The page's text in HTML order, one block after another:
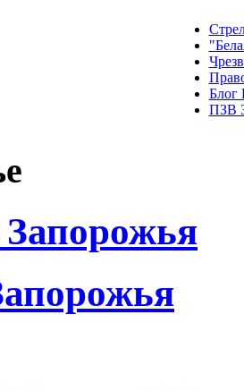
Блог
ПЗВ